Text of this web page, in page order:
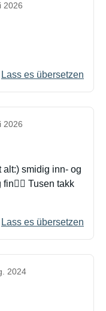
2026
Lass es übersetzen
2026
alt:) smidig inn- og
Tusen takk
Lass es übersetzen
2024